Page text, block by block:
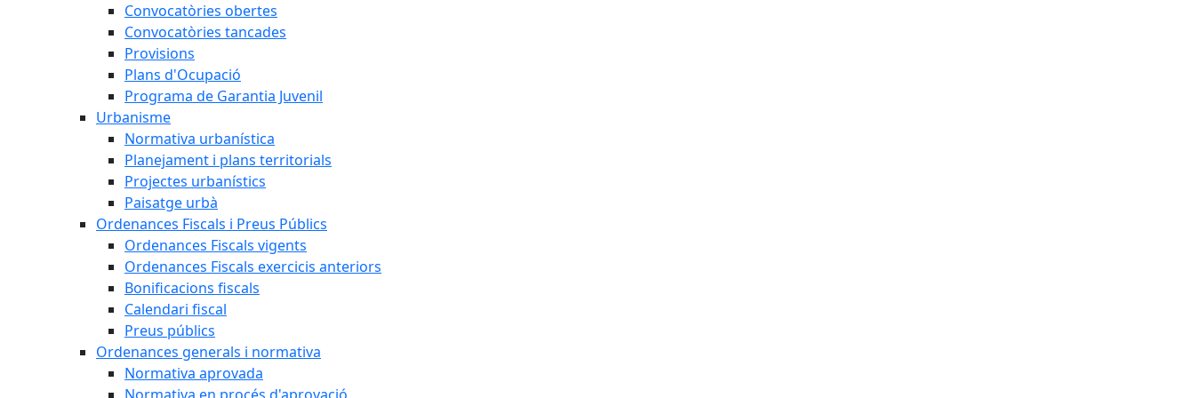
Convocatòries obertes
Convocatòries tancades
Provisions
Plans d'Ocupació
Programa de Garantia Juvenil
Urbanisme
Normativa urbanística
Planejament i plans territorials
Projectes urbanístics
Paisatge urbà
Ordenances Fiscals i Preus Públics
Ordenances Fiscals vigents
Ordenances Fiscals exercicis anteriors
Bonificacions fiscals
Calendari fiscal
Preus públics
Ordenances generals i normativa
Normativa aprovada